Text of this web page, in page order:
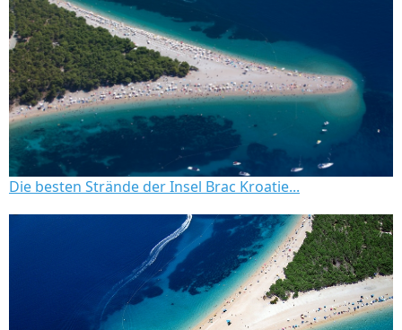
Die besten Strände der Insel Brac Kroatie...